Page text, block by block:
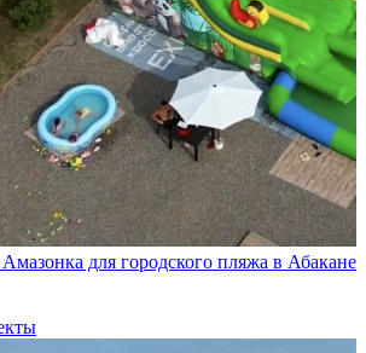
для городского пляжа в Абакане